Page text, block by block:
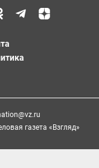
газета «Взгляд»